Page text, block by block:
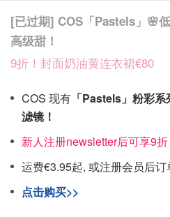
[已过期] COS「Pastels」🌸
高级甜！
9折！封面奶油黄连衣裙€80
COS 现有 「Pastels」粉彩
滤镜！
新人注册newsletter后可享9折
运费€3.95起, 或注册会员后
点击购买>>